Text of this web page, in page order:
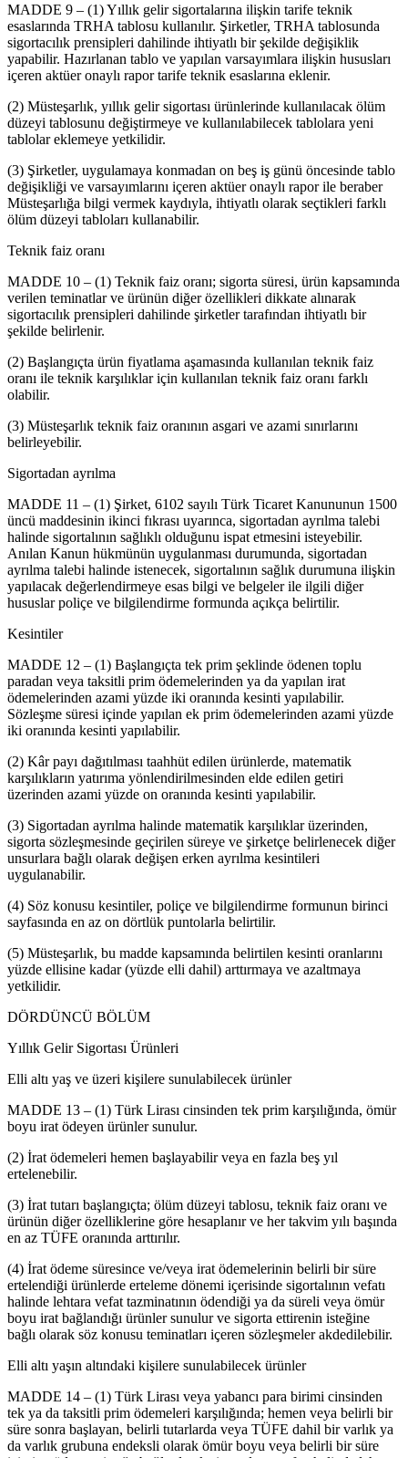
MADDE 9 – (1) Yıllık gelir sigortalarına ilişkin tarife teknik
esaslarında TRHA tablosu kullanılır. Şirketler, TRHA tablosunda
sigortacılık prensipleri dahilinde ihtiyatlı bir şekilde değişiklik
yapabilir. Hazırlanan tablo ve yapılan varsayımlara ilişkin hususları
içeren aktüer onaylı rapor tarife teknik esaslarına eklenir.
(2) Müsteşarlık, yıllık gelir sigortası ürünlerinde kullanılacak ölüm
düzeyi tablosunu değiştirmeye ve kullanılabilecek tablolara yeni
tablolar eklemeye yetkilidir.
(3) Şirketler, uygulamaya konmadan on beş iş günü öncesinde tablo
değişikliği ve varsayımlarını içeren aktüer onaylı rapor ile beraber
Müsteşarlığa bilgi vermek kaydıyla, ihtiyatlı olarak seçtikleri farklı
ölüm düzeyi tabloları kullanabilir.
Teknik faiz oranı
MADDE 10 – (1) Teknik faiz oranı; sigorta süresi, ürün kapsamında
verilen teminatlar ve ürünün diğer özellikleri dikkate alınarak
sigortacılık prensipleri dahilinde şirketler tarafından ihtiyatlı bir
şekilde belirlenir.
(2) Başlangıçta ürün fiyatlama aşamasında kullanılan teknik faiz
oranı ile teknik karşılıklar için kullanılan teknik faiz oranı farklı
olabilir.
(3) Müsteşarlık teknik faiz oranının asgari ve azami sınırlarını
belirleyebilir.
Sigortadan ayrılma
MADDE 11 – (1) Şirket, 6102 sayılı Türk Ticaret Kanununun 1500
üncü maddesinin ikinci fıkrası uyarınca, sigortadan ayrılma talebi
halinde sigortalının sağlıklı olduğunu ispat etmesini isteyebilir.
Anılan Kanun hükmünün uygulanması durumunda, sigortadan
ayrılma talebi halinde istenecek, sigortalının sağlık durumuna ilişkin
yapılacak değerlendirmeye esas bilgi ve belgeler ile ilgili diğer
hususlar poliçe ve bilgilendirme formunda açıkça belirtilir.
Kesintiler
MADDE 12 – (1) Başlangıçta tek prim şeklinde ödenen toplu
paradan veya taksitli prim ödemelerinden ya da yapılan irat
ödemelerinden azami yüzde iki oranında kesinti yapılabilir.
Sözleşme süresi içinde yapılan ek prim ödemelerinden azami yüzde
iki oranında kesinti yapılabilir.
(2) Kâr payı dağıtılması taahhüt edilen ürünlerde, matematik
karşılıkların yatırıma yönlendirilmesinden elde edilen getiri
üzerinden azami yüzde on oranında kesinti yapılabilir.
(3) Sigortadan ayrılma halinde matematik karşılıklar üzerinden,
sigorta sözleşmesinde geçirilen süreye ve şirketçe belirlenecek diğer
unsurlara bağlı olarak değişen erken ayrılma kesintileri
uygulanabilir.
(4) Söz konusu kesintiler, poliçe ve bilgilendirme formunun birinci
sayfasında en az on dörtlük puntolarla belirtilir.
(5) Müsteşarlık, bu madde kapsamında belirtilen kesinti oranlarını
yüzde ellisine kadar (yüzde elli dahil) arttırmaya ve azaltmaya
yetkilidir.
DÖRDÜNCÜ BÖLÜM
Yıllık Gelir Sigortası Ürünleri
Elli altı yaş ve üzeri kişilere sunulabilecek ürünler
MADDE 13 – (1) Türk Lirası cinsinden tek prim karşılığında, ömür
boyu irat ödeyen ürünler sunulur.
(2) İrat ödemeleri hemen başlayabilir veya en fazla beş yıl
ertelenebilir.
(3) İrat tutarı başlangıçta; ölüm düzeyi tablosu, teknik faiz oranı ve
ürünün diğer özelliklerine göre hesaplanır ve her takvim yılı başında
en az TÜFE oranında arttırılır.
(4) İrat ödeme süresince ve/veya irat ödemelerinin belirli bir süre
ertelendiği ürünlerde erteleme dönemi içerisinde sigortalının vefatı
halinde lehtara vefat tazminatının ödendiği ya da süreli veya ömür
boyu irat bağlandığı ürünler sunulur ve sigorta ettirenin isteğine
bağlı olarak söz konusu teminatları içeren sözleşmeler akdedilebilir.
Elli altı yaşın altındaki kişilere sunulabilecek ürünler
MADDE 14 – (1) Türk Lirası veya yabancı para birimi cinsinden
tek ya da taksitli prim ödemeleri karşılığında; hemen veya belirli bir
süre sonra başlayan, belirli tutarlarda veya TÜFE dahil bir varlık ya
da varlık grubuna endeksli olarak ömür boyu veya belirli bir süre